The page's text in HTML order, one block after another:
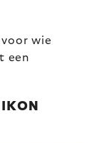
voor wie
een